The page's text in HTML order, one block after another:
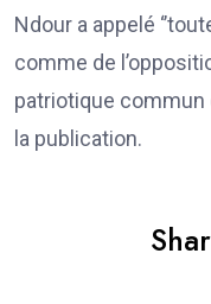
Ndour a appelé
comme de
patriotique commun
la publication.